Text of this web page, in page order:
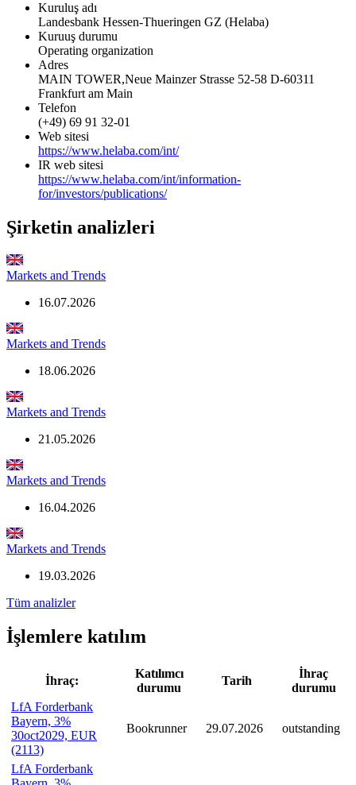
Kuruluş adı
Landesbank Hessen-Thueringen GZ (Helaba)
Kuruuş durumu
Operating organization
Adres
MAIN TOWER,Neue Mainzer Strasse 52-58 D-60311
Frankfurt am Main
Telefon
(+49) 69 91 32-01
Web sitesi
https://www.helaba.com/int/
IR web sitesi
https://www.helaba.com/int/information-
for/investors/publications/
Şirketin analizleri
Markets and Trends
16.07.2026
Markets and Trends
18.06.2026
Markets and Trends
21.05.2026
Markets and Trends
16.04.2026
Markets and Trends
19.03.2026
Tüm analizler
İşlemlere katılım
İhraç:
Katılımcı
durumu
Tarih
İhraç
durumu
LfA Forderbank
Bayern, 3%
30oct2029, EUR
(2113)
Bookrunner 29.07.2026 outstanding
LfA Forderbank